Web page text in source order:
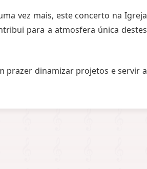
vez mais, este concerto na Igreja
para a atmosfera única destes
prazer dinamizar projetos e servir a